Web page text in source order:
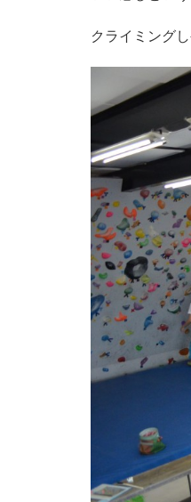
クライミング